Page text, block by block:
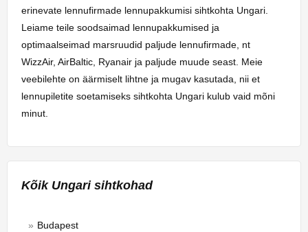
erinevate lennufirmade lennupakkumisi sihtkohta Ungari.
Leiame teile soodsaimad lennupakkumised ja
optimaalseimad marsruudid paljude lennufirmade, nt
WizzAir, AirBaltic, Ryanair ja paljude muude seast. Meie
veebilehte on äärmiselt lihtne ja mugav kasutada, nii et
lennupiletite soetamiseks sihtkohta Ungari kulub vaid mõni
minut.
Kõik Ungari sihtkohad
Budapest